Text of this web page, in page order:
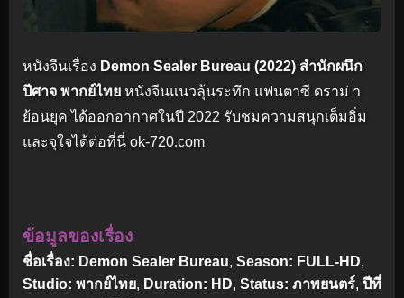
หนังจีนเรื่อง Demon Sealer Bureau (2022) สำนักผนึก
ปีศาจ พากย์ไทย หนังจีนแนวลุ้นระทึก แฟนตาซี ดราม่ า
ย้อนยุค ได้ออกอากาศในปี 2022 รับชมความสนุกเต็มอิ่ม
และจุใจได้ต่อที่นี่ ok-720.com
ข้อมูลของเรื่อง
ชื่อเรื่อง: Demon Sealer Bureau, Season: FULL-HD,
Studio: พากย์ไทย, Duration: HD, Status: ภาพยนตร์, ปีที่